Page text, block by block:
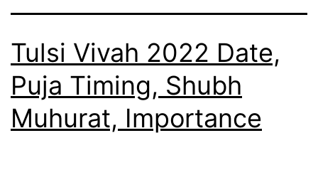
Tulsi Vivah 2022 Date,
Puja Timing, Shubh
Muhurat, Importance